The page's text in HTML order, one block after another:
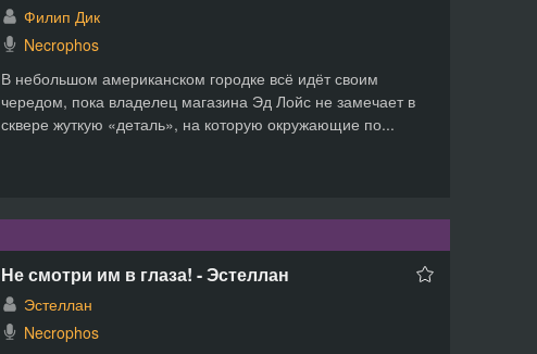
Филип Дик
Necrophos
В небольшом американском городке всё идёт своим
чередом, пока владелец магазина Эд Лойс не замечает в
сквере жуткую «деталь», на которую окружающие по...
Не смотри им в глаза! - Эстеллан
Эстеллан
Necrophos